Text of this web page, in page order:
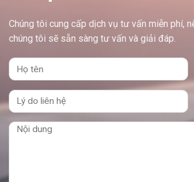
Chúng tôi cung cấp dịch vụ tư vấn miễn phí,
chúng tôi sẽ sẵn sàng tư vấn và giải đáp.